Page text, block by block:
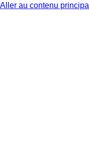
Aller au contenu principal